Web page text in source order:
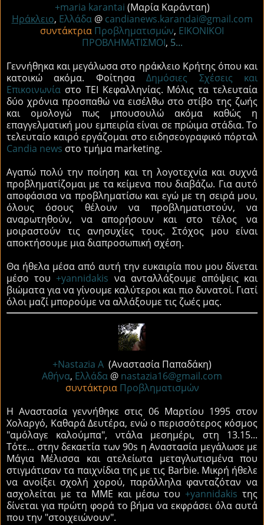
+maria karantai (Μαρία Καράνταη)
Ηράκλειο, Ελλάδα@ candianews.karandai@gmail.com
συντάκτρια Προβληματισμών, ΕΙΚΟΝΙΚΟΙ
ΠΡΟΒΛΗΜΑΤΙΣΜΟΙ, 5...
Γεννήθηκα και μεγάλωσα στο ηράκλειο Κρήτης όπου και
κατοικώ ακόμα. ΦοίτησαΔημόσιες Σχέσεις και
Επικοινωνία στο ΤΕΙ Κεφαλληνίας. Μόλις τα τελευταία
δύο χρόνια προσπαθώ να εισέλθω στο στίβο της ζωής
και ομολογώ πως μπουσουλώ ακόμα καθώς η
επαγγελματική μου εμπειρία είναι σε πρώιμα στάδια. Το
τελευταίο καιρό εργάζομαι στο ειδησεογραφικό πόρταλ
Candia news στο τμήμα marketing.
Αγαπώ πολύ την ποίηση και τη λογοτεχνία και συχνά
προβληματίζομαι με τα κείμενα που διαβάζω. Για αυτό
αποφάσισα να προβληματίσω και εγώ με τη σειρά μου,
όλους όσους θέλουν να προβληματιστούν, να
αναρωτηθούν, να απορήσουν και στο τέλος να
μοιραστούν τις ανησυχίες τους. Στόχος μου είναι
αποκτήσουμε μια διαπροσωπική σχέση.
Θα ήθελα μέσα από αυτή την ευκαιρία που μου δίνεται
μέσο του +yannidakis να ανταλλάξουμε απόψεις και
βιώματα για να γίνουμε καλύτεροι και πιο δυνατοί. Γιατί
όλοι μαζί μπορούμε να αλλάξουμε τις ζωές μας.
+Nastazia A (Αναστασία Παπαδάκη)
Αθήνα, Ελλάδα @ nastazia16@gmail.com
συντάκτρια Προβληματισμών
Η Αναστασία γεννήθηκε στις 06 Μαρτίου 1995 στον
Χολαργό, Καθαρά Δευτέρα, ενώ ο περισσότερος κόσμος
"αμόλαγε καλούμπα", ντάλα μεσημέρι, στη 13.15...
Τότε... στην δεκαετία των 90s η Αναστασία μεγάλωσε με
Mάγια Mέλισσα και ατελείωτα μεταγλωτισμένα που
στιγμάτισαν τα παιχνίδια της με τις Barbie. Μικρή ήθελε
να ανοίξει σχολή χορού, παράλληλα φανταζόταν να
ασχολείται με τα ΜΜΕ και μέσω του +yannidakis της
δίνεται για πρώτη φορά το βήμα να εκφράσει όλα αυτά
που την "στοιχειώνουν".